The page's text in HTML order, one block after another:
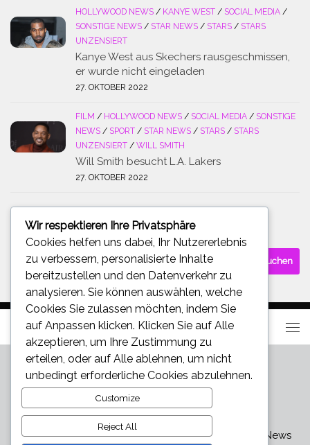
HOLLYWOOD NEWS / KANYE WEST / SOCIAL MEDIA /
SONSTIGE NEWS / STAR NEWS / STARS / STARS
UNZENSIERT
Kanye West aus Skechers rausgeschmissen,
er wurde nicht eingeladen
27. OKTOBER 2022
FILM / HOLLYWOOD NEWS / SOCIAL MEDIA / SONSTIGE
NEWS / SPORT / STAR NEWS / STARS / STARS
UNZENSIERT / WILL SMITH
Will Smith besucht L.A. Lakers
27. OKTOBER 2022
SUCHE
Suchen
nach:
Star und Promi News - Aktuelle Bilder, Videos und News
Wir respektieren Ihre Privatsphäre
Cookies helfen uns dabei, Ihr Nutzererlebnis
zu verbessern, personalisierte Inhalte
bereitzustellen und den Datenverkehr zu
analysieren. Sie können auswählen, welche
Cookies Sie zulassen möchten, indem Sie
auf Anpassen klicken. Klicken Sie auf Alle
akzeptieren , um Ihre Zustimmung zu
erteilen, oder auf Alle ablehnen , um nicht
unbedingt erforderliche Cookies abzulehnen.
Customize
Reject All